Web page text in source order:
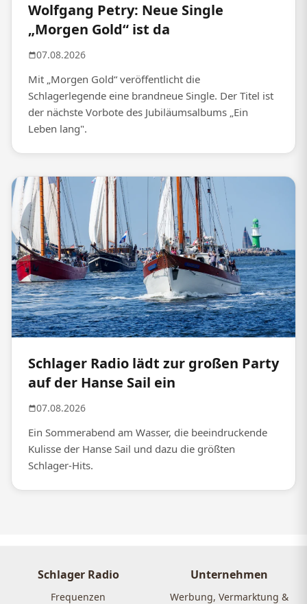
Wolfgang Petry: Neue Single
„Morgen Gold“ ist da
07.08.2026
Mit „Morgen Gold“ veröffentlicht die
Schlagerlegende eine brandneue Single. Der Titel ist
der nächste Vorbote des Jubiläumsalbums „Ein
Leben lang".
Schlager Radio lädt zur großen Party
auf der Hanse Sail ein
07.08.2026
Ein Sommerabend am Wasser, die beeindruckende
Kulisse der Hanse Sail und dazu die größten
Schlager-Hits.
Schlager Radio
Frequenzen
Unternehmen
Werbung, Vermarktung &